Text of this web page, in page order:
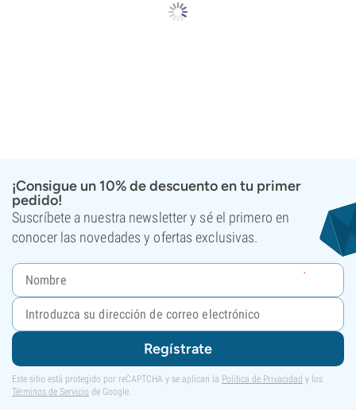
¡Consigue un 10% de descuento en tu primer
pedido!
Suscríbete a nuestra newsletter y sé el primero en
conocer las novedades y ofertas exclusivas.
Regístrate
Este sitio está protegido por reCAPTCHA y se aplican la Política de Privacidad y los
Términos de Servicio de Google.